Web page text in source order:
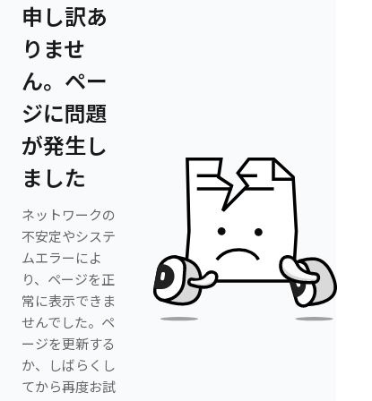
申し訳あ
りませ
ん。ペー
ジに問題
が発生し
ました
ネットワークの
不安定やシステ
ムエラーによ
り、ページを正
常に表示できま
せんでした。ペ
ージを更新する
か、しばらくし
てから再度お試